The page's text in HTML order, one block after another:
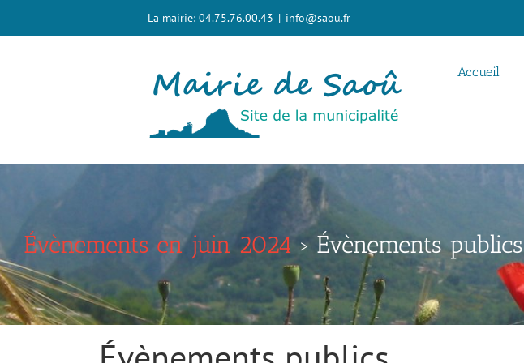
La mairie: 04.75.76.00.43 | info@saou.fr
Accueil
Évènements en juin 2024› Évènements publics